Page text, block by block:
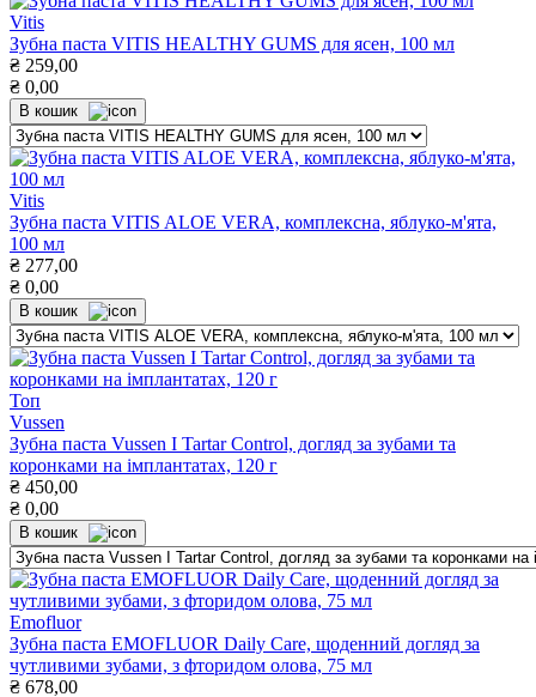
Vitis
Зубна паста VITIS HEALTHY GUMS для ясен, 100 мл
₴ 259,00
₴ 0,00
В кошик
Vitis
Зубна паста VITIS ALOE VERA, комплексна, яблуко-м'ята,
100 мл
₴ 277,00
₴ 0,00
В кошик
Топ
Vussen
Зубна паста Vussen I Tartar Control, догляд за зубами та
коронками на імплантатах, 120 г
₴ 450,00
₴ 0,00
В кошик
Emofluor
Зубна паста EMOFLUOR Daily Care, щоденний догляд за
чутливими зубами, з фторидом олова, 75 мл
₴ 678,00